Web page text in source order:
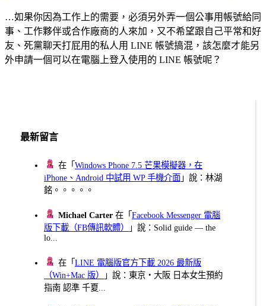
…如果你因為工作上的需要，必須另外弄一個公事用帳號給同
事、工作夥伴或合作廠商的人來加，又不希望跟自己平常和好
友、死黨聊天打屁用的私人用 LINE 帳號搞混，該怎麼才能另
外申請一個可以在電腦上登入使用的 LINE 帳號呢？
最新留言
在「Windows Phone 7.5 芒果模擬器，在
iPhone、Android 中試用 WP 手機介面 」說：林湖
銘。。。。。
Michael Carter 在「Facebook Messenger 電腦
版下載（FB傳訊軟體）
」說：Solid guide — the
lo...
在「LINE 電腦版官方下載 2026 最新版
（Win+Mac 版）
」說：東京・大阪 日本女生預約
指南 認準 千夏...